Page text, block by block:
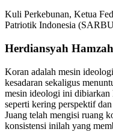
Kuli Perkebunan, Ketua
Patriotik Indonesia
Herdiansyah Hamzah
Koran adalah mesin
kesadaran sekaligus
mesin ideologi ini dibiarkan
seperti kering perspektif
Juang telah mengisi ruang
konsistensi inilah yang